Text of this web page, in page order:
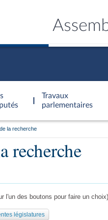
Travaux
parlementaires
la recherche
recherche
l'un des boutons pour faire un choix)
législatures